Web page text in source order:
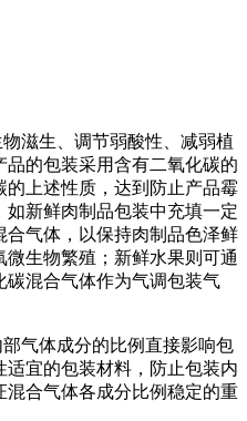
滋生、调节弱酸性、减弱植
的包装采用含有二氧化碳的
上述性质，达到防止产品霉
新鲜肉制品包装中充填一定
合气体，以保持肉制品色泽鲜
生物繁殖；新鲜水果则可通
混合气体作为气调包装气
气体成分的比例直接影响包
宜的包装材料，防止包装内
合气体各成分比例稳定的重